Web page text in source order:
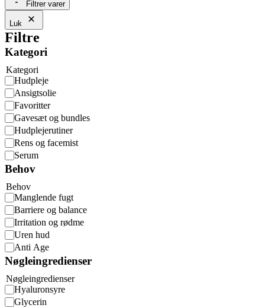
Filtrer varer
Luk
Filtre
Kategori
Kategori
Hudpleje
Ansigtsolie
Favoritter
Gavesæt og bundles
Hudplejerutiner
Rens og facemist
Serum
Behov
Behov
Manglende fugt
Barriere og balance
Irritation og rødme
Uren hud
Anti Age
Nøgleingredienser
Nøgleingredienser
Hyaluronsyre
Glycerin